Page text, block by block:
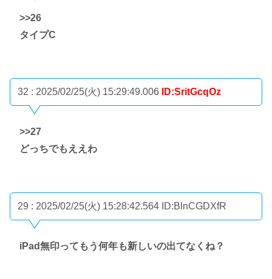
>>26
タイプC
32 : 2025/02/25(火) 15:29:49.006 ID:SritGcqOz
>>27
どっちでもええわ
29 : 2025/02/25(火) 15:28:42.564 ID:BlnCGDXfR
iPad無印ってもう何年も新しいの出てなくね？